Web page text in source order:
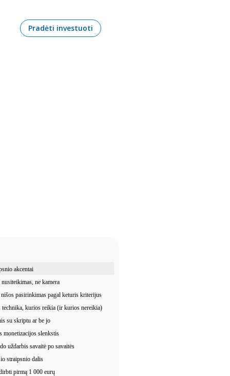
Pradėti investuoti
akcentai
ne kamera
pasirinkimas pagal keturis kriterijus
technika, kurios reikia (ir kurios nereikia)
su skriptu ar be jo
monetizacijos slenkstis
uždarbis savaitė po savaitės
straipsnio dalis
pirmą 1 000 eurų